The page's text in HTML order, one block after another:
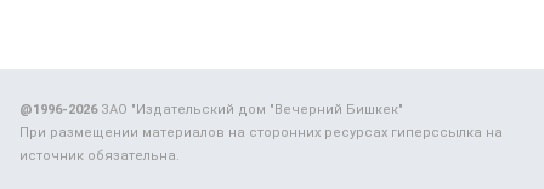
@1996-2026ЗАО "Издательский дом "Вечерний Бишкек"
При размещении материалов на сторонних ресурсах гиперссылка на
источник обязательна.